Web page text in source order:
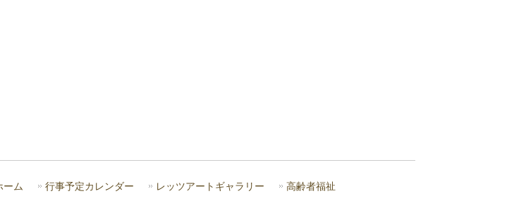
ーム 行事予定カレンダー レッツアートギャラリー 高齢者福祉